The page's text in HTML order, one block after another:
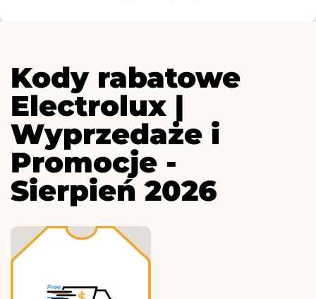
Kody rabatowe
Electrolux |
Wyprzedaże i
Promocje -
Sierpień 2026